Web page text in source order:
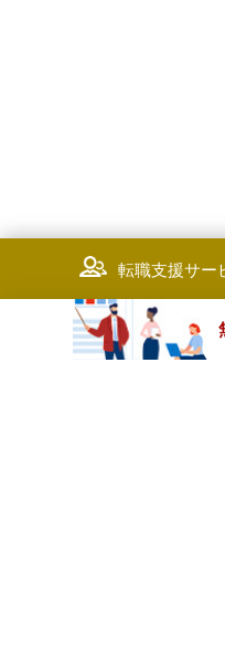
転職支援サー